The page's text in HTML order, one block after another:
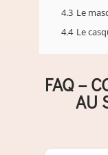
4.3 Le
4.4 Le
FAQ –
AU